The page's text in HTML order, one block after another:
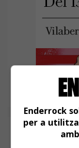
Enderrock
per a